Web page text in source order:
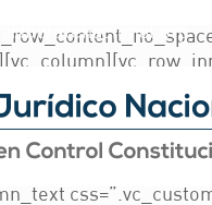
width=”3/4″